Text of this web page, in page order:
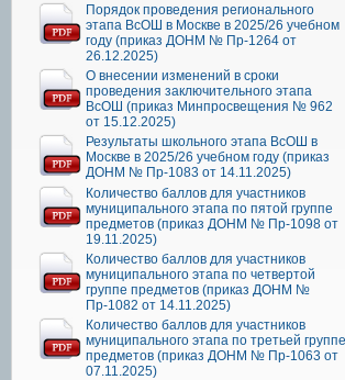
Порядок проведения регионального
этапа ВсОШ в Москве в 2025/26 учебном
году (приказ ДОНМ № Пр-1264 от
26.12.2025)
О внесении изменений в сроки
проведения заключительного этапа
ВсОШ (приказ Минпросвещения № 962
от 15.12.2025)
Результаты школьного этапа ВсОШ в
Москве в 2025/26 учебном году (приказ
ДОНМ № Пр-1083 от 14.11.2025)
Количество баллов для участников
муниципального этапа по пятой группе
предметов (приказ ДОНМ № Пр-1098 от
19.11.2025)
Количество баллов для участников
муниципального этапа по четвертой
группе предметов (приказ ДОНМ №
Пр-1082 от 14.11.2025)
Количество баллов для участников
муниципального этапа по третьей группе
предметов (приказ ДОНМ № Пр-1063 от
07.11.2025)